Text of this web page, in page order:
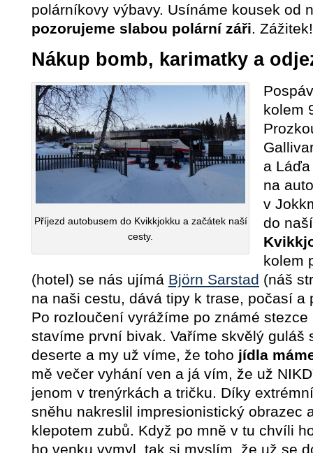
polárníkovy výbavy. Usínáme kousek od
pozorujeme slabou polární záři. Zážitek!
Nákup bomb, karimatky a
Příjezd autobusem do Kvikkjokku a začátek naší
cesty.
kolem
a
na
v
do
kolem
(hotel) se nás ujímá Björn Sarstad (náš
na naši cestu, dává tipy k trase, počasí a
Po rozloučení vyrážíme po známé
stavíme první bivak. Vaříme skvělý guláš
deserte a my už víme, že toho jídla
mě večer vyhání ven a já vím, že už
jenom v trenýrkách a tričku. Díky
sněhu nakreslil impresionistický obrazec
klepotem zubů. Když po mně v tu chvíli
ho venku vymyl, tak si myslím, že už se